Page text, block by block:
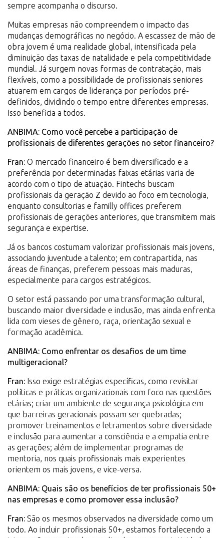
sempre acompanha o discurso.
Muitas empresas não compreendem o impacto das
mudanças demográficas no negócio. A escassez de mão de
obra jovem é uma realidade global, intensificada pela
diminuição das taxas de natalidade e pela competitividade
mundial. Já surgem novas formas de contratação, mais
flexíveis, como a possibilidade de profissionais seniores
atuarem em cargos de liderança por períodos pré-
definidos, dividindo o tempo entre diferentes empresas.
Isso beneficia a todos.
ANBIMA: Como você percebe a participação de
profissionais de diferentes gerações no setor financeiro?
Fran: O mercado financeiro é bem diversificado e a
preferência por determinadas faixas etárias varia de
acordo com o tipo de atuação. Fintechs buscam
profissionais da geração Z devido ao foco em tecnologia,
enquanto consultorias e familly offices preferem
profissionais de gerações anteriores, que transmitem mais
segurança e expertise.
Já os bancos costumam valorizar profissionais mais jovens,
associando juventude a talento; em contrapartida, nas
áreas de finanças, preferem pessoas mais maduras,
especialmente para cargos estratégicos.
O setor está passando por uma transformação cultural,
buscando maior diversidade e inclusão, mas ainda enfrenta
lida com vieses de gênero, raça, orientação sexual e
formação acadêmica.
ANBIMA: Como enfrentar os desafios de um time
multigeracional?
Fran: Isso exige estratégias específicas, como revisitar
políticas e práticas organizacionais com foco nas questões
etárias; criar um ambiente de segurança psicológica em
que barreiras geracionais possam ser quebradas;
promover treinamentos e letramentos sobre diversidade
e inclusão para aumentar a consciência e a empatia entre
as gerações; além de implementar programas de
mentoria, nos quais profissionais mais experientes
orientem os mais jovens, e vice-versa.
ANBIMA: Quais são os benefícios de ter profissionais 50+
nas empresas e como promover essa inclusão?
Fran: São os mesmos observados na diversidade como um
todo. Ao incluir profissionais 50+, estamos fortalecendo a